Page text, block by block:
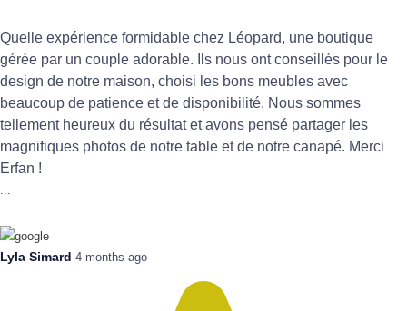
Quelle expérience formidable chez Léopard, une boutique
gérée par un couple adorable. Ils nous ont conseillés pour le
design de notre maison, choisi les bons meubles avec
beaucoup de patience et de disponibilité. Nous sommes
tellement heureux du résultat et avons pensé partager les
magnifiques photos de notre table et de notre canapé. Merci
Erfan !
Lyla Simard 4 months ago